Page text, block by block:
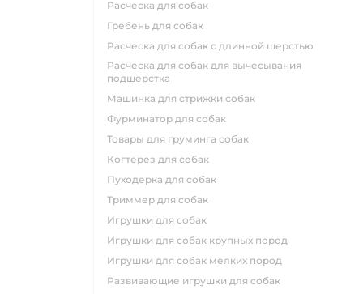
расческа для собак
гребень для собак
расческа для собак с длинной шерстью
расческа для собак для вычесывания
подшерстка
машинка для стрижки собак
фурминатор для собак
товары для груминга собак
когтерез для собак
пуходерка для собак
триммер для собак
игрушки для собак
игрушки для собак крупных пород
игрушки для собак мелких пород
развивающие игрушки для собак